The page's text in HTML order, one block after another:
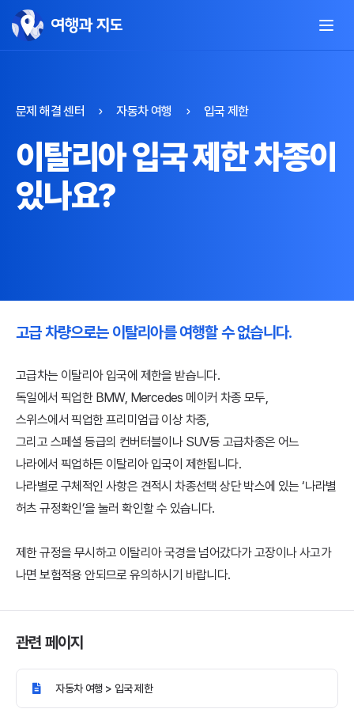
문제 해결 센터 자동차 여행 입국 제한
이탈리아 입국 제한 차종이
있나요?
고급 차량으로는 이탈리아를 여행할 수 없습니다.
고급차는 이탈리아 입국에 제한을 받습니다.
독일에서 픽업한 BMW, Mercedes 메이커 차종 모두,
스위스에서 픽업한 프리미엄급 이상 차종,
그리고 스페셜 등급의 컨버터블이나 SUV등 고급차종은 어느
나라에서 픽업하든 이탈리아 입국이 제한됩니다.
나라별로 구체적인 사항은 견적시 차종선택 상단 박스에 있는 ‘나라별
허츠 규정확인’을 눌러 확인할 수 있습니다.
제한 규정을 무시하고 이탈리아 국경을 넘어갔다가 고장이나 사고가
나면 보험적용 안되므로 유의하시기 바랍니다.
관련 페이지
자동차 여행 > 입국 제한